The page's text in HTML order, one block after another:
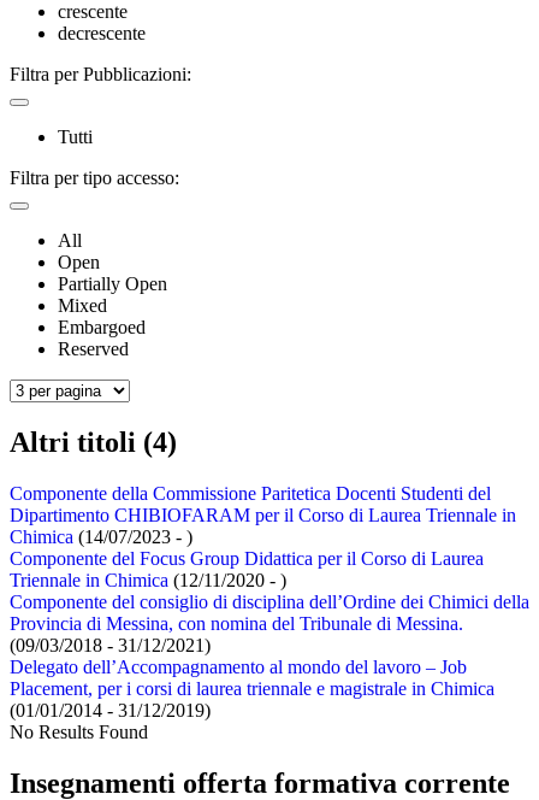
crescente
decrescente
Filtra per Pubblicazioni:
Tutti
Filtra per tipo accesso:
All
Open
Partially Open
Mixed
Embargoed
Reserved
Altri titoli (4)
Componente della Commissione Paritetica Docenti Studenti del
Dipartimento CHIBIOFARAM per il Corso di Laurea Triennale in
Chimica (14/07/2023 - )
Componente del Focus Group Didattica per il Corso di Laurea
Triennale in Chimica (12/11/2020 - )
Componente del consiglio di disciplina dell’Ordine dei Chimici della
Provincia di Messina, con nomina del Tribunale di Messina.
(09/03/2018 - 31/12/2021)
Delegato dell’Accompagnamento al mondo del lavoro – Job
Placement, per i corsi di laurea triennale e magistrale in Chimica
(01/01/2014 - 31/12/2019)
No Results Found
Insegnamenti offerta formativa corrente